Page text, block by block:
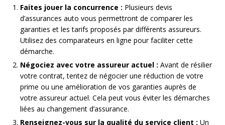
Faites jouer la concurrence : Plusieurs devis
d’assurances auto vous permettront de comparer les
garanties et les tarifs proposés par différents assureurs.
Utilisez des comparateurs en ligne pour faciliter cette
démarche.
Négociez avec votre assureur actuel : Avant de résilier
votre contrat, tentez de négocier une réduction de votre
prime ou une amélioration de vos garanties auprès de
votre assureur actuel. Cela peut vous éviter les démarches
liées au changement d’assurance.
Renseignez-vous sur la qualité du service client : Un